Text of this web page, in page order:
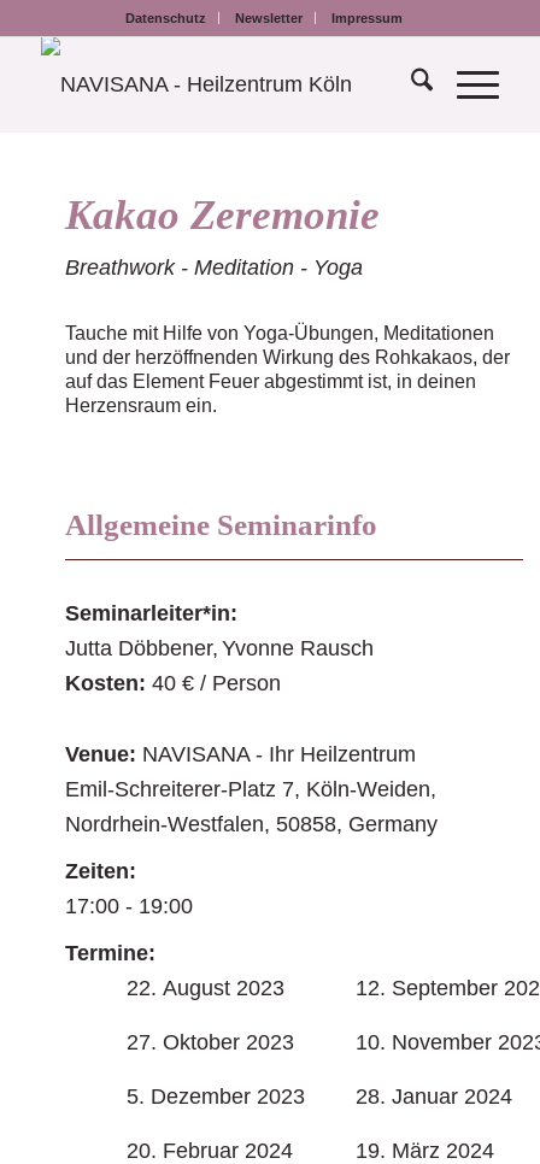
Datenschutz Newsletter Impressum
Kakao Zeremonie
Breathwork - Meditation - Yoga
Tauche mit Hilfe von Yoga-Übungen, Meditationen
und der herzöffnenden Wirkung des Rohkakaos, der
auf das Element Feuer abgestimmt ist, in deinen
Herzensraum ein.
Allgemeine Seminarinfo
Seminarleiter*in:
Jutta Döbbener Yvonne Rausch
Kosten: 40 € / Person
Venue: NAVISANA - Ihr Heilzentrum
Emil-Schreiterer-Platz 7, Köln-Weiden,
Nordrhein-Westfalen, 50858, Germany
Zeiten:
17:00 - 19:00
Termine:
22. August 2023
12. September
27. Oktober 2023 10. November
5. Dezember 2023 28. Januar 2024
20. Februar 2024 19. März 2024